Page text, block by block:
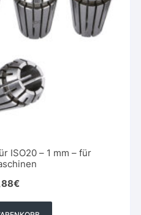
ISO20 – 1 mm – für
€